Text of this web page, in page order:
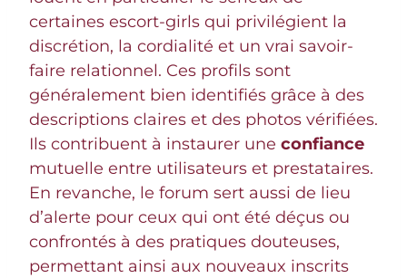
certaines escort-girls qui privilégient la
discrétion, la cordialité et un vrai savoir-
faire relationnel. Ces profils sont
généralement bien identifiés grâce à des
descriptions claires et des photos vérifiées.
Ils contribuent à instaurer une confiance
mutuelle entre utilisateurs et prestataires.
En revanche, le forum sert aussi de lieu
d’alerte pour ceux qui ont été déçus ou
confrontés à des pratiques douteuses,
permettant ainsi aux nouveaux inscrits